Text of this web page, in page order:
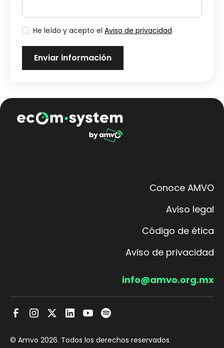
He leído y acepto el Aviso de privacidad
Conoce AMVO
Aviso legal
Código de ética
Aviso de privacidad
info@amvo.org.mx
© Amvo 2026. Todos los derechos reservados